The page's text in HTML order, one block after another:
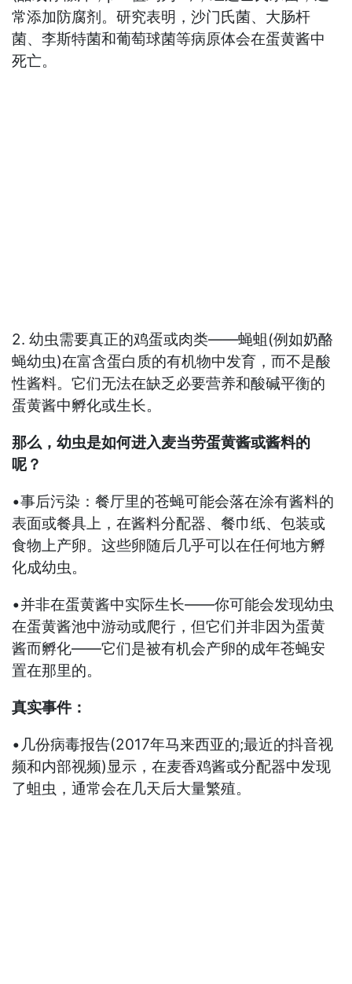
常添加防腐剂。研究表明，沙门氏菌、大肠杆
菌、李斯特菌和葡萄球菌等病原体会在蛋黄酱中
死亡。
2. 幼虫需要真正的鸡蛋或肉类——蝇蛆(例如奶酪
蝇幼虫)在富含蛋白质的有机物中发育，而不是酸
性酱料。它们无法在缺乏必要营养和酸碱平衡的
蛋黄酱中孵化或生长。
那么，幼虫是如何进入麦当劳蛋黄酱或酱料的
呢？
•事后污染：餐厅里的苍蝇可能会落在涂有酱料的
表面或餐具上，在酱料分配器、餐巾纸、包装或
食物上产卵。这些卵随后几乎可以在任何地方孵
化成幼虫。
•并非在蛋黄酱中实际生长——你可能会发现幼虫
在蛋黄酱池中游动或爬行，但它们并非因为蛋黄
酱而孵化——它们是被有机会产卵的成年苍蝇安
置在那里的。
真实事件：
•几份病毒报告(2017年马来西亚的;最近的抖音视
频和内部视频)显示，在麦香鸡酱或分配器中发现
了蛆虫，通常会在几天后大量繁殖。